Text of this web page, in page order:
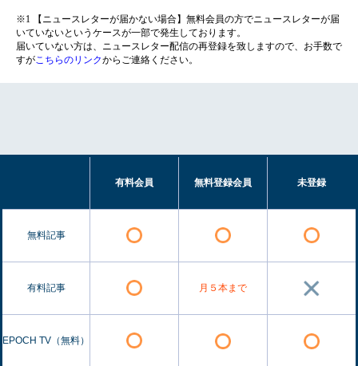
※1 【ニュースレターが届かない場合】無料会員の方でニュースレターが届
いていないというケースが一部で発生しております。
届いていない方は、ニュースレター配信の再登録を致しますので、お手数で
すがこちらのリンクからご連絡ください。
有料会員 無料登録会員 未登録
無料記事
有料記事 月５本まで
EPOCH TV（無料）